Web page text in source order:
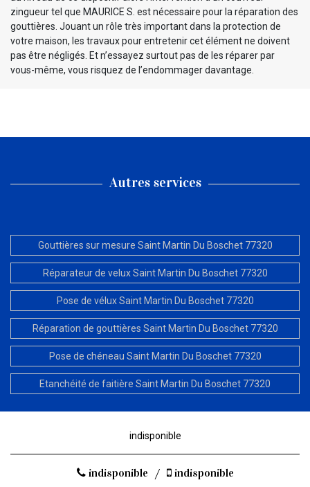
zingueur tel que MAURICE S. est nécessaire pour la réparation des
gouttières. Jouant un rôle très important dans la protection de
votre maison, les travaux pour entretenir cet élément ne doivent
pas être négligés. Et n’essayez surtout pas de les réparer par
vous-même, vous risquez de l’endommager davantage.
Autres services
Gouttières sur mesure Saint Martin Du Boschet 77320
Réparateur de velux Saint Martin Du Boschet 77320
Pose de vélux Saint Martin Du Boschet 77320
Réparation de gouttières Saint Martin Du Boschet 77320
Pose de chéneau Saint Martin Du Boschet 77320
Etanchéité de faitière Saint Martin Du Boschet 77320
indisponible
indisponible / indisponible